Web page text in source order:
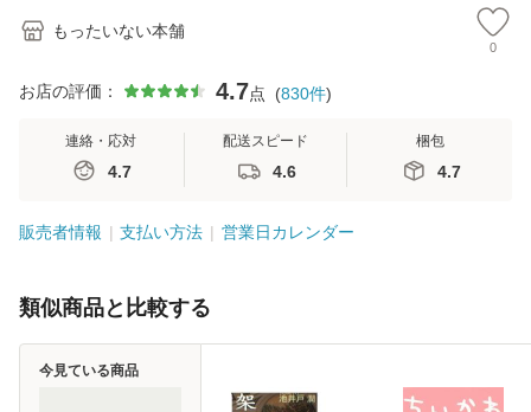
もったいない本舗
0
お店の評価： 4.7点 (830件)
連絡・応対
4.7
配送スピード
4.6
梱包
4.7
販売者情報 支払い方法 営業日カレンダー
類似商品と比較する
今見ている商品